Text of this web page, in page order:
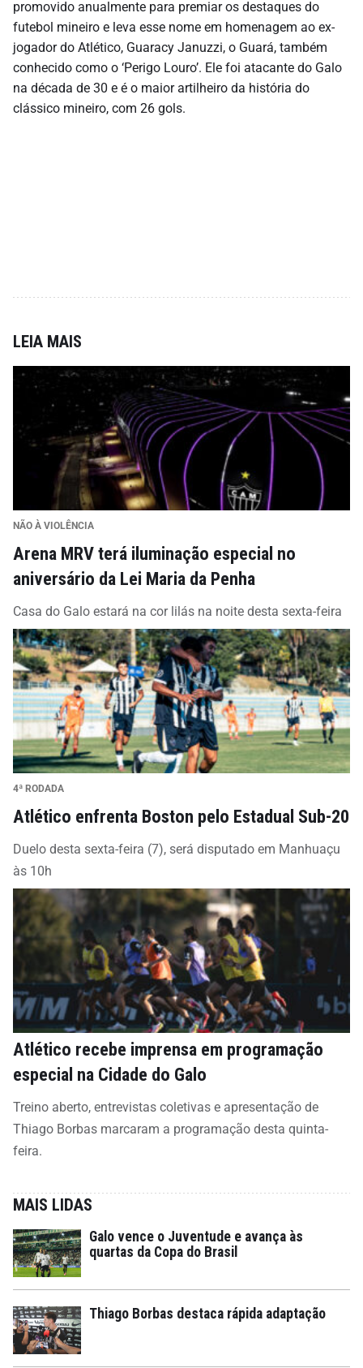
promovido anualmente para premiar os destaques do
futebol mineiro e leva esse nome em homenagem ao ex-
jogador do Atlético, Guaracy Januzzi, o Guará, também
conhecido como o ‘Perigo Louro’. Ele foi atacante do Galo
na década de 30 e é o maior artilheiro da história do
clássico mineiro, com 26 gols.
LEIA MAIS
NÃO À VIOLÊNCIA
Arena MRV terá iluminação especial no
aniversário da Lei Maria da Penha
Casa do Galo estará na cor lilás na noite desta sexta-feira
4ª RODADA
Atlético enfrenta Boston pelo Estadual Sub-20
Duelo desta sexta-feira (7), será disputado em Manhuaçu
às 10h
Atlético recebe imprensa em programação
especial na Cidade do Galo
Treino aberto, entrevistas coletivas e apresentação de
Thiago Borbas marcaram a programação desta quinta-
feira.
MAIS LIDAS
Galo vence o Juventude e avança às
quartas da Copa do Brasil
Thiago Borbas destaca rápida adaptação